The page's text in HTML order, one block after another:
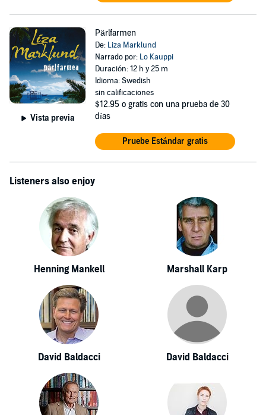
Vista previa
Pärlfarmen
De: Liza Marklund
Narrado por: Lo Kauppi
Duración: 12 h y 25 m
Idioma: Swedish
sin calificaciones
$12.95 o gratis con una prueba de 30
días
Pruebe Estándar gratis
Listeners also enjoy
Henning Mankell Marshall Karp
David Baldacci David Baldacci